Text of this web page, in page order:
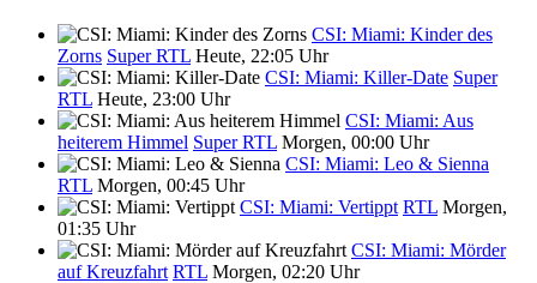
CSI: Miami: Kinder des
Zorns Super RTL Heute, 22:05 Uhr
CSI: Miami: Killer-Date Super
RTL Heute, 23:00 Uhr
CSI: Miami: Aus
heiterem Himmel Super RTL Morgen, 00:00 Uhr
CSI: Miami: Leo & Sienna
RTL Morgen, 00:45 Uhr
CSI: Miami: Vertippt RTL Morgen,
01:35 Uhr
CSI: Miami: Mörder
auf Kreuzfahrt RTL Morgen, 02:20 Uhr